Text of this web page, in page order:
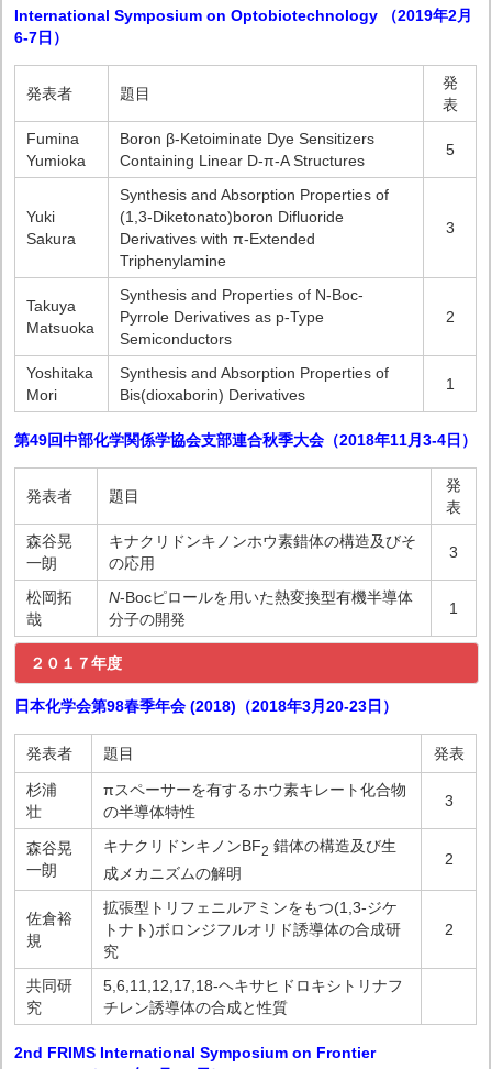
International Symposium on Optobiotechnology （2019年2月
6-7日）
発表者 題目
発
表
Fumina
Yumioka
Boron β-Ketoiminate Dye Sensitizers
Containing Linear D-π-A Structures
5
Yuki
Sakura
Synthesis and Absorption Properties of
(1,3-Diketonato)boron Difluoride
Derivatives with π-Extended
Triphenylamine
3
Takuya
Matsuoka
Synthesis and Properties of N-Boc-
Pyrrole Derivatives as p-Type
Semiconductors
2
Yoshitaka
Mori
Synthesis and Absorption Properties of
Bis(dioxaborin) Derivatives
1
第49回中部化学関係学協会支部連合秋季大会（2018年11月3-4日）
発表者 題目
発
表
森谷晃
一朗
キナクリドンキノンホウ素錯体の構造及びそ
の応用
3
松岡拓
哉
N-Bocピロールを用いた熱変換型有機半導体
分子の開発
1
２０１７年度
日本化学会第98春季年会 (2018)（2018年3月20-23日）
発表者 題目 発表
杉浦
壮
πスペーサーを有するホウ素キレート化合物
の半導体特性
3
森谷晃
一朗
キナクリドンキノンBF2 錯体の構造及び生
成メカニズムの解明
2
佐倉裕
規
拡張型トリフェニルアミンをもつ(1,3-ジケ
トナト)ボロンジフルオリド誘導体の合成研
究
2
共同研
究
5,6,11,12,17,18-ヘキサヒドロキシトリナフ
チレン誘導体の合成と性質
2nd FRIMS International Symposium on Frontier